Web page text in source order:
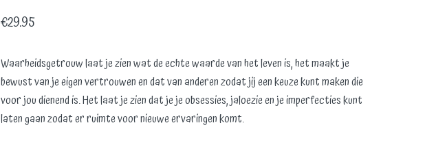
€29.95
Waarheidsgetrouw laat je zien wat de echte waarde van het leven is, het maakt je
bewust van je eigen vertrouwen en dat van anderen zodat jij een keuze kunt maken die
voor jou dienend is. Het laat je zien dat je je obsessies, jaloezie en je imperfecties kunt
laten gaan zodat er ruimte voor nieuwe ervaringen komt.